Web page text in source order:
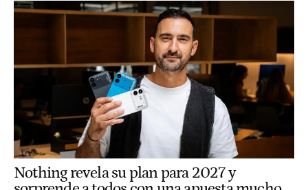
Nothing revela su plan para 2027 y